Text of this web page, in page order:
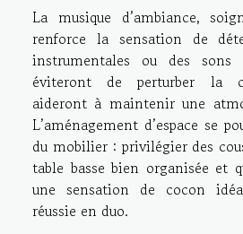
La musique d’ambiance,
renforce la sensation de
instrumentales ou des sons
éviteront de perturber la
aideront à maintenir une
L’aménagement d’espace se
du mobilier : privilégier des
table basse bien organisée et
une sensation de cocon
réussie en duo.